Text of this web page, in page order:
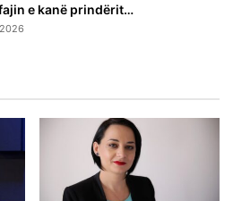
e kanë prindërit…